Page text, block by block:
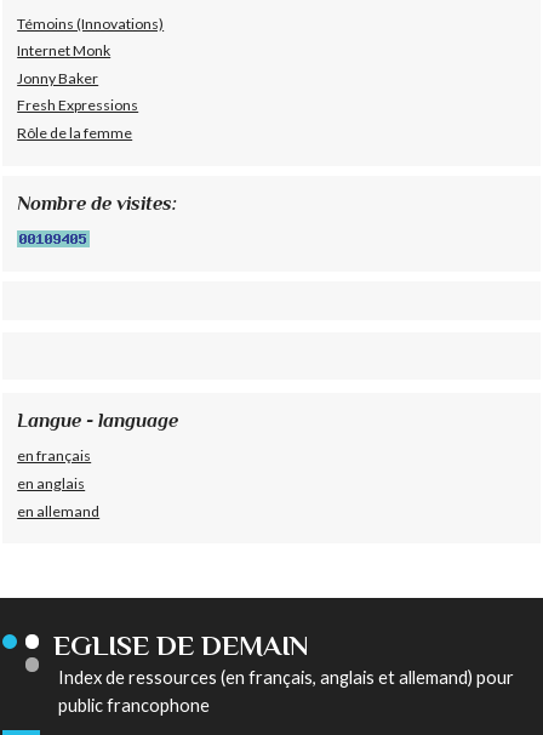
Témoins (Innovations)
Internet Monk
Jonny Baker
Fresh Expressions
Rôle de la femme
Nombre de visites:
Langue - language
en français
en anglais
en allemand
EGLISE DE DEMAIN
Index de ressources (en français, anglais et allemand) pour
public francophone